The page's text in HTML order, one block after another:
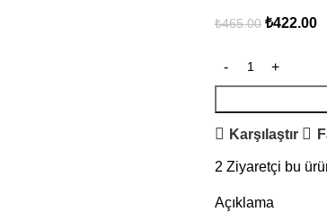
₺465.00 ₺422.00
Karşılaştır
2 Ziyaretçi bu
Açıklama